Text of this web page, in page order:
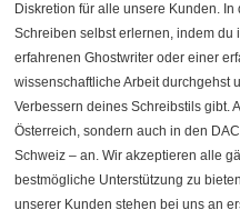
Diskretion für alle unsere Kunden.
Schreiben selbst erlernen, indem
erfahrenen Ghostwriter oder einer
wissenschaftliche Arbeit durchgehst
Verbessern deines Schreibstils gibt.
Österreich, sondern auch in den
Schweiz – an. Wir akzeptieren alle
bestmögliche Unterstützung zu
unserer Kunden stehen bei uns an